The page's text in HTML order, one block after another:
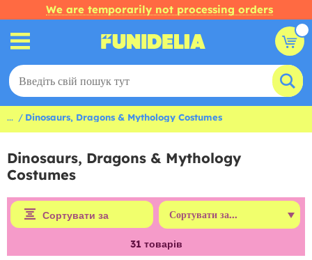
We are temporarily not processing orders
... Dinosaurs, Dragons & Mythology Costumes
Dinosaurs, Dragons & Mythology
Costumes
Сортувати за
31 товарів